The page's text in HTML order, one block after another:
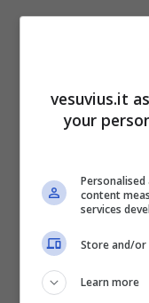
Insetti,
in
l’arrivo
vesuvius.it
your
content
services
Store and/or
Learn more